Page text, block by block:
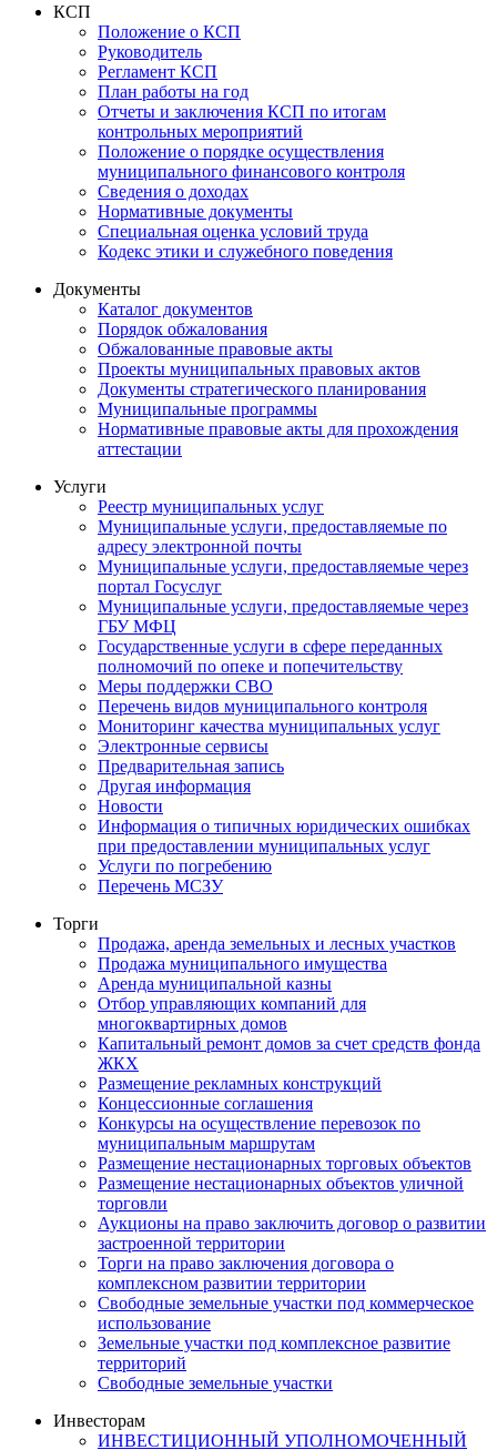
КСП
Положение о КСП
Руководитель
Регламент КСП
План работы на год
Отчеты и заключения КСП по итогам
контрольных мероприятий
Положение о порядке осуществления
муниципального финансового контроля
Сведения о доходах
Нормативные документы
Специальная оценка условий труда
Кодекс этики и служебного поведения
Документы
Каталог документов
Порядок обжалования
Обжалованные правовые акты
Проекты муниципальных правовых актов
Документы стратегического планирования
Муниципальные программы
Нормативные правовые акты для прохождения
аттестации
Услуги
Реестр муниципальных услуг
Муниципальные услуги, предоставляемые по
адресу электронной почты
Муниципальные услуги, предоставляемые через
портал Госуслуг
Муниципальные услуги, предоставляемые через
ГБУ МФЦ
Государственные услуги в сфере переданных
полномочий по опеке и попечительству
Меры поддержки СВО
Перечень видов муниципального контроля
Мониторинг качества муниципальных услуг
Электронные сервисы
Предварительная запись
Другая информация
Новости
Информация о типичных юридических ошибках
при предоставлении муниципальных услуг
Услуги по погребению
Перечень МСЗУ
Торги
Продажа, аренда земельных и лесных участков
Продажа муниципального имущества
Аренда муниципальной казны
Отбор управляющих компаний для
многоквартирных домов
Капитальный ремонт домов за счет средств фонда
ЖКХ
Размещение рекламных конструкций
Концессионные соглашения
Конкурсы на осуществление перевозок по
муниципальным маршрутам
Размещение нестационарных торговых объектов
Размещение нестационарных объектов уличной
торговли
Аукционы на право заключить договор о развитии
застроенной территории
Торги на право заключения договора о
комплексном развитии территории
Свободные земельные участки под коммерческое
использование
Земельные участки под комплексное развитие
территорий
Свободные земельные участки
Инвесторам
ИНВЕСТИЦИОННЫЙ УПОЛНОМОЧЕННЫЙ